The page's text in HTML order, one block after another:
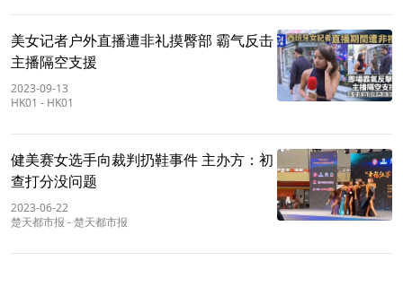
美女记者户外直播遭非礼摸臀部 霸气反击
主播隔空支援
2023-09-13
HK01 - HK01
健美赛女选手向裁判扔鞋事件 主办方：初
查打分没问题
2023-06-22
楚天都市报 -楚天都市报